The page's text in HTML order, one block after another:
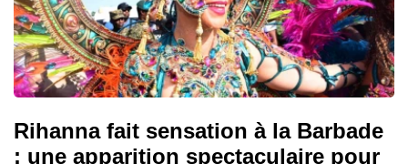
Rihanna fait sensation à la Barbade
: une apparition spectaculaire pour